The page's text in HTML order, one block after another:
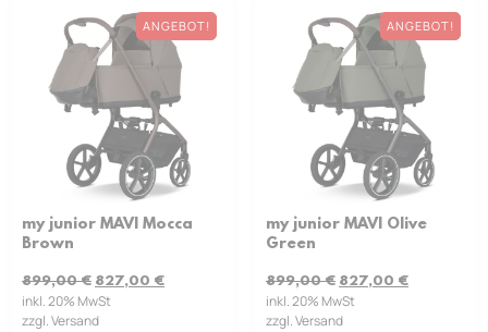
ANGEBOT!
my junior MAVI Mocca
Brown
899,00€ 827,00 €
inkl. 20% MwSt
zzgl. Versand
ANGEBOT!
my junior MAVI Olive
Green
899,00€ 827,00 €
inkl. 20% MwSt
zzgl. Versand